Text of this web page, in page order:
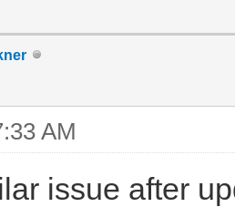
AM
issue after